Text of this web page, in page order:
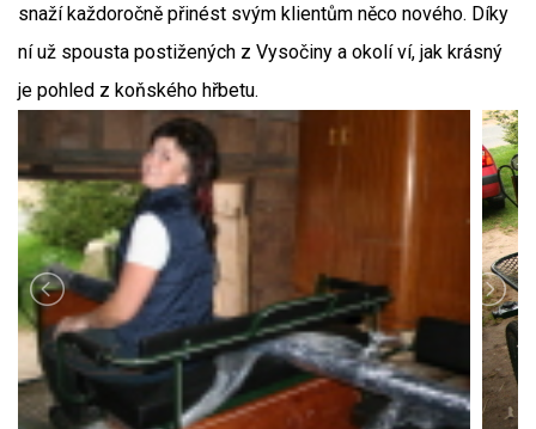
snaží každoročně přinést svým klientům něco nového. Díky
ní už spousta postižených z Vysočiny a okolí ví, jak krásný
je pohled z koňského hřbetu.